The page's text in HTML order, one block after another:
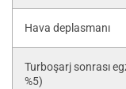
Hava deplasmanı
Turboşarj sonrası
%5)